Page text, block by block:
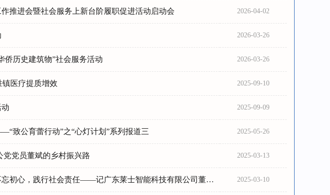
推进会暨社会服务上新台阶履职促进活动启动会 2026-04-02
2026-03-26
历史建筑物”社会服务活动 2026-03-26
镇医疗提质增效 2025-09-10
2025-09-09
致公育蕾行动”之“心灯计划”系列报道三 2025-05-26
党员董斌的乡村振兴路 2025-03-13
心，践行社会责任——记广东莱士智能科技有限公司董事长林毕杰 2025-03-10